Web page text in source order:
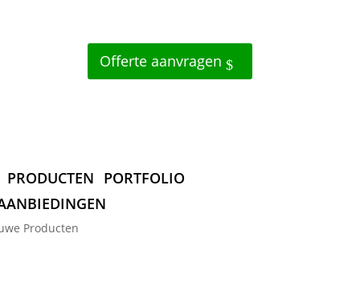
Offerte aanvragen
PRODUCTEN PORTFOLIO
Producten